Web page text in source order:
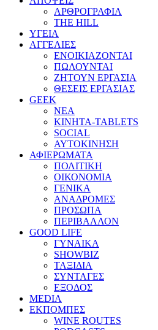
ΑΡΘΡΟΓΡΑΦΙΑ
THE HILL
ΥΓΕΙΑ
ΑΓΓΕΛΙΕΣ
ΕΝΟΙΚΙΑΖΟΝΤΑΙ
ΠΩΛΟΥΝΤΑΙ
ΖΗΤΟΥΝ ΕΡΓΑΣΙΑ
ΘΕΣΕΙΣ ΕΡΓΑΣΙΑΣ
GEEK
ΝΕΑ
ΚΙΝΗΤΑ-TABLETS
SOCIAL
ΑΥΤΟΚΙΝΗΣΗ
ΑΦΙΕΡΩΜΑΤΑ
ΠΟΛΙΤΙΚΗ
ΟΙΚΟΝΟΜΙΑ
ΓΕΝΙΚΑ
ΑΝΑΔΡΟΜΕΣ
ΠΡΟΣΩΠΑ
ΠΕΡΙΒΑΛΛΟΝ
GOOD LIFE
ΓΥΝΑΙΚΑ
SHOWBIZ
ΤΑΞΙΔΙΑ
ΣΥΝΤΑΓΕΣ
ΕΞΟΔΟΣ
MEDIA
ΕΚΠΟΜΠΕΣ
WINE ROUTES